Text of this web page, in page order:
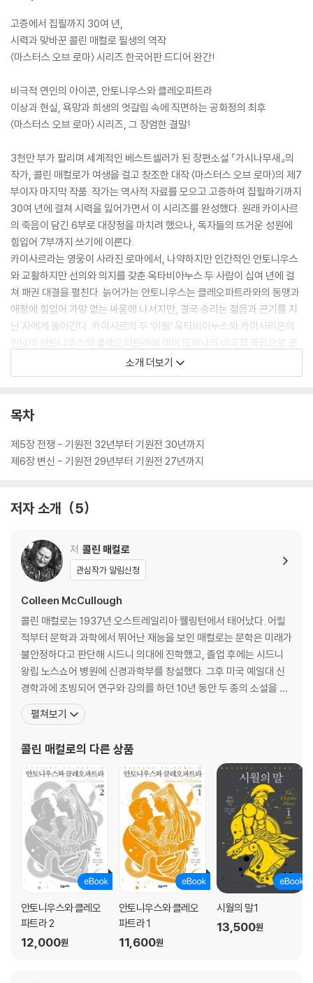
고증에서 집필까지 30여 년,
시력과 맞바꾼 콜린 매컬로 필생의 역작
〈마스터스 오브 로마〉 시리즈 한국어판 드디어 완간!
비극적 연인의 아이콘, 안토니우스와 클레오파트라
이상과 현실, 욕망과 희생의 엇갈림 속에 직면하는 공화정의 최후
〈마스터스 오브 로마〉 시리즈, 그 장엄한 결말!
3천만 부가 팔리며 세계적인 베스트셀러가 된 장편소설 『가시나무새』의
작가, 콜린 매컬로가 여생을 걸고 창조한 대작 〈마스터스 오브 로마〉의 제7
부이자 마지막 작품. 작가는 역사적 자료를 모으고 고증하여 집필하기까지
30여 년에 걸쳐 시력을 잃어가면서 이 시리즈를 완성했다. 원래 카이사르
의 죽음이 담긴 6부로 대장정을 마치려 했으나, 독자들의 뜨거운 성원에
힘입어 7부까지 쓰기에 이른다.
카이사르라는 영웅이 사라진 로마에서, 나약하지만 인간적인 안토니우스
와 교활하지만 선의와 의지를 갖춘 옥타비아누스 두 사람이 십여 년에 걸
쳐 패권 대결을 펼친다. 늙어가는 안토니우스는 클레오파트라와의 동맹과
애정에 힘입어 가망 없는 싸움에 나서지만, 결국 승리는 젊음과 끈기를 지
닌 자에게 돌아간다. 카이사르의 두 ‘아들’ 옥타비아누스와 카이사리온의
만남이 안토니우스와 클레오파트라에 이어 또하나의 비극적 죽음으로 끝
난 뒤, 옥타비아누스는 마침내 ‘아우구스투스’로서 사실상의 왕좌에 오른
다.
비극적 연인의 아이콘, 안토니우스와 클레오파트라
시리즈의 대단원인 이 작품에서도, 매컬로는 역사의 흐름 속에서 어쩔 수
와 클레오파트라의 사랑도 매컬로의 손을 거치면서 완전히 새로운 모습을
작가는 안토니우스의 나약함을 적나라하게 보여주지만, 클레오파트라를
향한 그의 애정과 관용도 가감 없이 묘사한다. 또한 근거 없는 낙관에서 회
한과 자기 성찰에 이르는 안토니우스의 성장 혹은 노화 과정을 인간미 있
게 그려낸다. 안토니우스는 카이사르에게 후계자로 선택받지 못했을 때부
을 받아들이고 일인자 자리를 되찾아야 한다는 강박감에 시달리지 않았다
면…….
클레오파트라의 초상 또한 흔히 보던 ‘팜므파탈’의 모습과는 다르다. 매컬
로의 클레오파트라는 지력과 부를 지닌 여성이지만, 어머니로서 자신의 욕
망을 사랑하는 아들에게 무리하게 투사하는 실수를 저지른다. 그녀와 안토
니우스의 관계는 사랑이 아닌 거래에서 출발하지만, 전쟁의 고난을 거치며
연민과의 운명적 연대에 이른다. 역사의 흐름 속에서 악역이 될 수밖에 없
었던 두 사람의 현실적이고 인간적인 묘사는 더욱 깊은 감동과 공감을 자
로마 공화정의 마지막 승리자 옥타비아누스,
그 뒤에 숨겨진 빛과 그림자
7부의 주인공은 사실상 옥타비아누스라고 할 수 있다. 삼두정치로 권력을
나누면서 부유한 동방을 손에 쥔 안토니우스와 달리, 옥타비아누스는 황폐
해지고 곡물 수급에 어려움을 겪는 로마와 이탈리아의 살림을 떠맡게 된
다. 입지, 영향력, 원로원의 지지, 나이 등 모든 면에서 옥타비아누스가 불
리해 보인다. 그러나 모든 점에서 유리했던 안토니우스가 머뭇대며 시간을
보낸 반면, 옥타비아누스는 지략과 의지로 어려움을 이겨내고 전투에 승리
하여 마침내 호적수 없는 로마의 일인자로 등극한다.
소개 더보기
목차
제5장 전쟁 - 기원전 32년부터 기원전 30년까지
제6장 변신 - 기원전 29년부터 기원전 27년까지
저자 소개 5
저 콜린 매컬로
관심작가 알림신청
Colleen McCullough
콜린 매컬로는 1937년 오스트레일리아 웰링턴에서 태어났다. 어릴
적부터 문학과 과학에서 뛰어난 재능을 보인 매컬로는 문학은 미래가
불안정하다고 판단해 시드니 의대에 진학했고, 졸업 후에는 시드니
왕립 노스쇼어 병원에 신경과학부를 창설했다. 그후 미국 예일대 신
경학과에 초빙되어 연구와 강의를 하던 10년 동안 두 종의 소설을 발
표했는데, 첫번째가 데뷔작 『팀』, 두번째가 전 세계적으로 3천만 부
넘게 팔린 초대형 베스트셀러 『가시나무새』다.『가시나무새』가 이례
가의 길을 걷기 시작했다. 1973년에는 남태평양 노퍽
펼쳐보기
콜린 매컬로의 다른 상품
안토니우스와 클레오
파트라 2
12,000원
안토니우스와 클레오
파트라 1
11,600원
시월의 말 1
13,500원